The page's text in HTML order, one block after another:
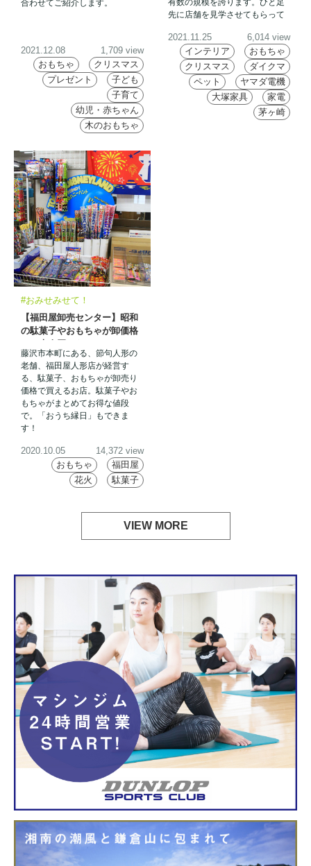
合わせてご紹介します。
2021.12.08
1,709 view
おもちゃ
クリスマス
プレゼント
子ども
子育て
幼児・赤ちゃん
木のおもちゃ
先に店舗を見学させてもらって
2021.11.25
6,014 view
インテリア
おもちゃ
クリスマス
ダイクマ
ペット
ヤマダ電機
大塚家具
家電
茅ヶ崎
#おみせみせて！
【福田屋卸売センター】昭和
の駄菓子やおもちゃが卸価格
藤沢市本町にある、節句人形の
老舗、福田屋人形店が経営す
る、駄菓子、おもちゃが卸売り
価格で買えるお店。駄菓子やお
もちゃがまとめてお得な値段
で。「おうち縁日」もできま
す！
2020.10.05
14,372 view
おもちゃ
福田屋
花火
駄菓子
VIEW MORE